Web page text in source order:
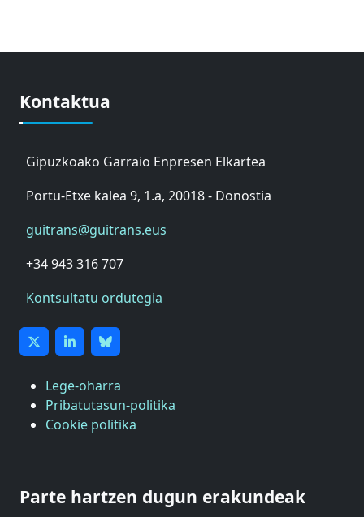
Kontaktua
Gipuzkoako Garraio Enpresen Elkartea
Portu-Etxe kalea 9, 1.a, 20018 - Donostia
guitrans@guitrans.eus
+34 943 316 707
Kontsultatu ordutegia
Lege-oharra
Pribatutasun-politika
Cookie politika
Parte hartzen dugun erakundeak